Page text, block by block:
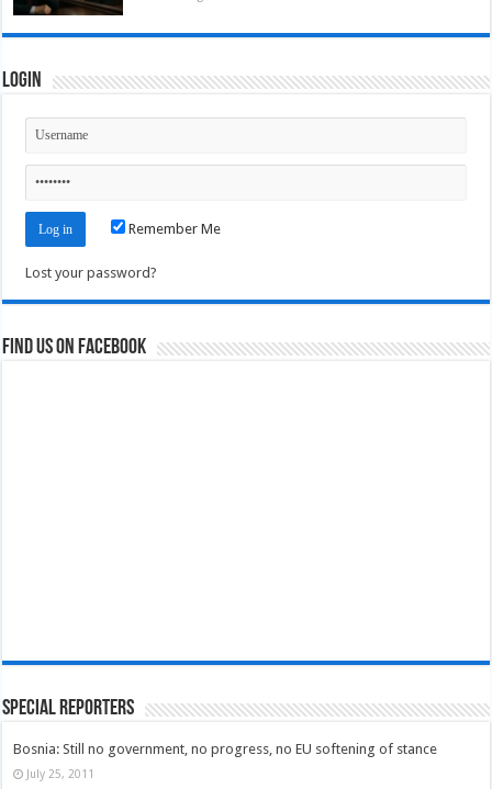
Login
Remember Me
Lost your password?
Find us on Facebook
Special Reporters
Bosnia: Still no government, no progress, no EU softening of stance
July 25, 2011